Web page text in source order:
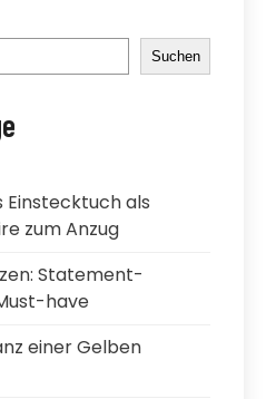
Suchen
Einstecktuch als
zum Anzug
Statement-
have
einer Gelben